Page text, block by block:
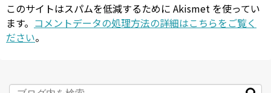
このサイトはスパムを低減するために Akismet を使ってい
ます。 コメントデータの処理方法の詳細はこちらをご覧く
ださい。